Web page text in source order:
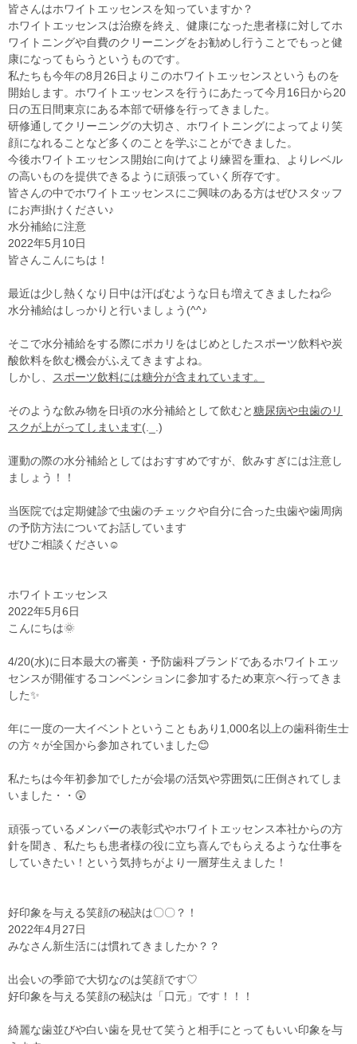
皆さんはホワイトエッセンスを知っていますか？
ホワイトエッセンスは治療を終え、健康になった患者様に対してホ
ワイトニングや自費のクリーニングをお勧めし行うことでもっと健
康になってもらうというものです。
私たちも今年の8月26日よりこのホワイトエッセンスというものを
開始します。ホワイトエッセンスを行うにあたって今月16日から20
日の五日間東京にある本部で研修を行ってきました。
研修通してクリーニングの大切さ、ホワイトニングによってより笑
顔になれることなど多くのことを学ぶことができました。
今後ホワイトエッセンス開始に向けてより練習を重ね、よりレベル
の高いものを提供できるように頑張っていく所存です。
皆さんの中でホワイトエッセンスにご興味のある方はぜひスタッフ
にお声掛けください♪
水分補給に注意
2022年5月10日
皆さんこんにちは！
最近は少し熱くなり日中は汗ばむような日も増えてきましたね💦
水分補給はしっかりと行いましょう(^^♪
そこで水分補給をする際にポカリをはじめとしたスポーツ飲料や炭
酸飲料を飲む機会がふえてきますよね。
しかし、
スポーツ飲料には糖分が含まれています。
そのような飲み物を日頃の水分補給として飲むと糖尿病や虫歯のリ
スクが上がってしまいます(._.)
運動の際の水分補給としてはおすすめですが、飲みすぎには注意し
ましょう！！
当医院では定期健診で虫歯のチェックや自分に合った虫歯や歯周病
の予防方法についてお話しています
ぜひご相談ください☺
ホワイトエッセンス
2022年5月6日
こんにちは🌞
4/20(水)に日本最大の審美・予防歯科ブランドであるホワイトエッ
センスが開催するコンベンションに参加するため東京へ行ってきま
した✨
年に一度の一大イベントということもあり1,000名以上の歯科衛生士
の方々が全国から参加されていました😊
私たちは今年初参加でしたが会場の活気や雰囲気に圧倒されてしま
いました・・😲
頑張っているメンバーの表彰式やホワイトエッセンス本社からの方
針を聞き、私たちも患者様の役に立ち喜んでもらえるような仕事を
していきたい！という気持ちがより一層芽生えました！
好印象を与える笑顔の秘訣は〇〇？！
2022年4月27日
みなさん新生活には慣れてきましたか？？
出会いの季節で大切なのは笑顔です♡
好印象を与える笑顔の秘訣は「口元」です！！！
綺麗な歯並びや白い歯を見せて笑うと相手にとってもいい印象を与